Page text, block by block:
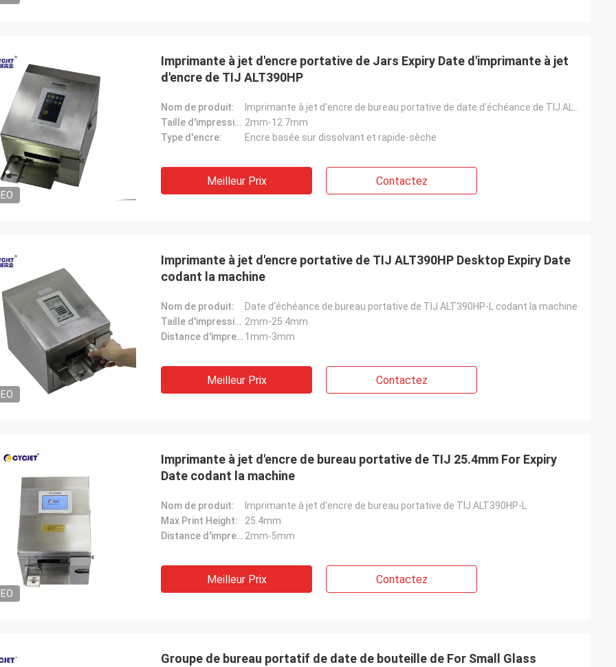
Imprimante à jet d'encre portative de Jars Expiry Date d'imprimante à jet
d'encre de TIJ ALT390HP
Nom de produit:
Taille d'impression: 2mm-12.7mm
Type d'encre:
Encre basée sur dissolvant et rapide-sèche
Meilleur Prix Contactez
Imprimante à jet d'encre portative de TIJ ALT390HP Desktop Expiry Date
codant la machine
Nom de produit:
Date d'échéance de bureau portative de TIJ ALT390HP-L codant la machine
Taille d'impression: 2mm-25.4mm
Distance d'impression: 1mm-3mm
Meilleur Prix Contactez
Imprimante à jet d'encre de bureau portative de TIJ 25.4mm For Expiry
Date codant la machine
Nom de produit:
Imprimante à jet d'encre de bureau portative de TIJ ALT390HP-L
Max Print Height:
25.4mm
Distance d'impression: 2mm-5mm
Meilleur Prix Contactez
Groupe de bureau portatif de date de bouteille de For Small Glass